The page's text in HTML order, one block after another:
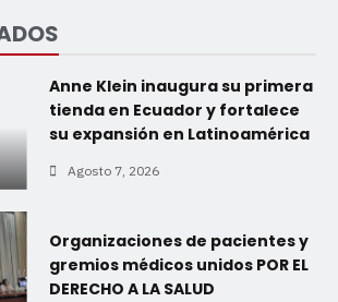
Anne Klein inaugura su primera
tienda en Ecuador y fortalece
su expansión en Latinoamérica
Agosto 7, 2026
Organizaciones de pacientes y
gremios médicos unidos POR EL
DERECHO A LA SALUD